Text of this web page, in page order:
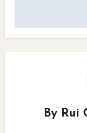
By Rui